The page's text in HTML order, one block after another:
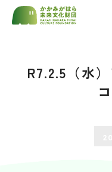
公益財団法人
（後援名
資料・申請書
R7.2.5（水